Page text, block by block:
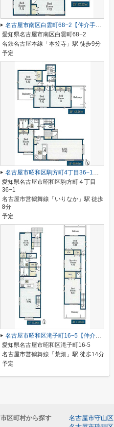
名古屋市南区白雲町68−2【仲介手数料無料】新築一戸建て 1号棟
愛知県名古屋市南区白雲町68−2
名鉄名古屋本線「本笠寺」駅 徒歩9分
予定
名古屋市昭和区駒方町4丁目36−1【仲介手数料無料】新築一戸建て
愛知県名古屋市昭和区駒方町４丁目
36−1
名古屋市営鶴舞線「いりなか」駅 徒歩
8分
予定
名古屋市昭和区滝子町16−5【仲介手数料無料】新築一戸建て 1号棟
愛知県名古屋市昭和区滝子町16-5
名古屋市営鶴舞線「荒畑」駅 徒歩14分
予定
市区町村から探す 名古屋市守山区